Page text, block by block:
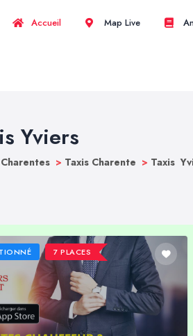
Accueil Map Live
Yviers
> Taxis Charente > Taxis
7 PLACES